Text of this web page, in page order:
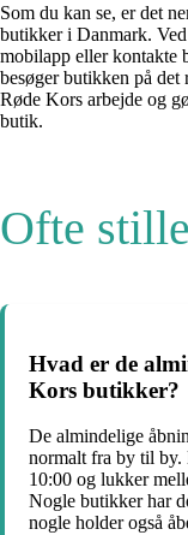
Som du kan se, er det
butikker i Danmark.
mobilapp eller kontakte
besøger butikken på
Røde Kors arbejde og
butik.
Ofte
Hvad er de
Kors butikker?
De almindelige
normalt fra by til by.
10:00 og lukker
Nogle butikker har
nogle holder også